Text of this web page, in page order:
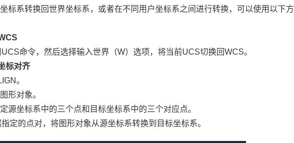
标系转换回世界坐标系，或者在不同用户坐标系之间进行转换，可以使用以下方
命令，然后选择输入世界（W）选项，将当前UCS切换回WCS。
标对齐
。
形对象。
源坐标系中的三个点和目标坐标系中的三个对应点。
定的点对，将图形对象从源坐标系转换到目标坐标系。